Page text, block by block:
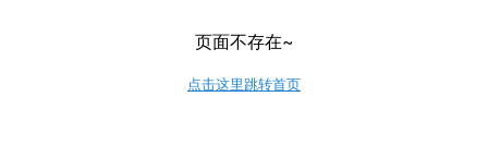
页面不存在~
点击这里跳转首页